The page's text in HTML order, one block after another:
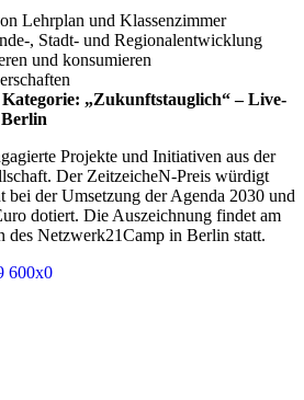
Lehrplan und Klassenzimmer
, Stadt- und Regionalentwicklung
und konsumieren
„Zukunftstauglich“ – Live-
Projekte und Initiativen aus der
Der ZeitzeicheN-Preis würdigt
bei der Umsetzung der Agenda 2030 und
dotiert. Die Auszeichnung findet am
des Netzwerk21Camp in Berlin statt.